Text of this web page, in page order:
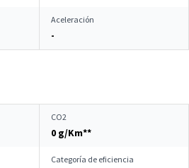
Aceleración
-
CO2
0 g/Km**
Categoría de eficiencia